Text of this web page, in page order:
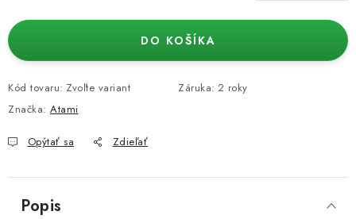
DO KOŠÍKA
Kód tovaru: Zvoľte variant Záruka: 2 roky
Značka: Atami
Opýtať sa Zdieľať
Popis